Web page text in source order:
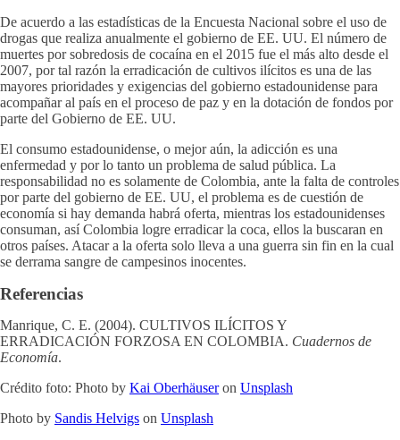
De acuerdo a las estadísticas de la Encuesta Nacional sobre el uso de
drogas que realiza anualmente el gobierno de EE. UU. El número de
muertes por sobredosis de cocaína en el 2015 fue el más alto desde el
2007, por tal razón la erradicación de cultivos ilícitos es una de las
mayores prioridades y exigencias del gobierno estadounidense para
acompañar al país en el proceso de paz y en la dotación de fondos por
parte del Gobierno de EE. UU.
El consumo estadounidense, o mejor aún, la adicción es una
enfermedad y por lo tanto un problema de salud pública. La
responsabilidad no es solamente de Colombia, ante la falta de controles
por parte del gobierno de EE. UU, el problema es de cuestión de
economía si hay demanda habrá oferta, mientras los estadounidenses
consuman, así Colombia logre erradicar la coca, ellos la buscaran en
otros países. Atacar a la oferta solo lleva a una guerra sin fin en la cual
se derrama sangre de campesinos inocentes.
Referencias
Manrique, C. E. (2004). CULTIVOS ILÍCITOS Y
ERRADICACIÓN FORZOSA EN COLOMBIA. Cuadernos de
Economía.
Crédito foto: Photo by Kai Oberhäuseron Unsplash
Photo by Sandis Helvigs on Unsplash